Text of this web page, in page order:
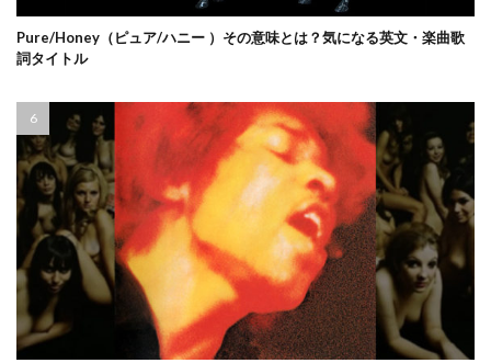
Pure/Honey（ピュア/ハニー ）その意味とは？気になる英文・楽曲歌
詞タイトル